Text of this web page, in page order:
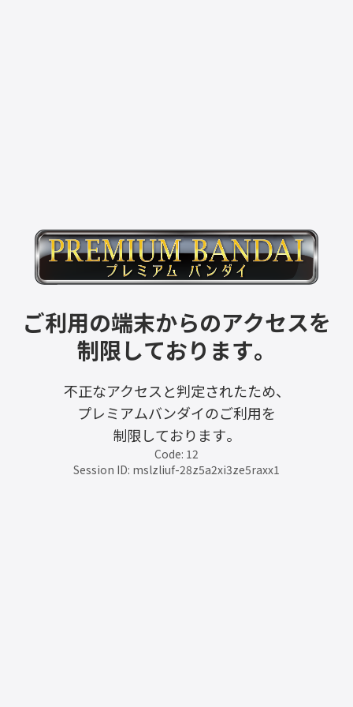
ご利用の端末からのアクセスを
制限しております。
不正なアクセスと判定されたため、
プレミアムバンダイのご利用を
制限しております。
Code: 12
Session ID: mslzliuf-28z5a2xi3ze5raxx1